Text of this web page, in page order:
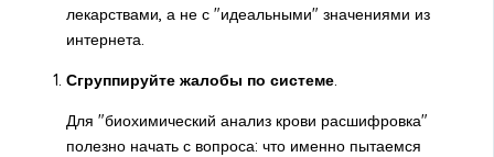
лекарствами, а не с "идеальными" значениями из
интернета.
Сгруппируйте жалобы по системе.
Для "биохимический анализ крови расшифровка"
полезно начать с вопроса: что именно пытаемся